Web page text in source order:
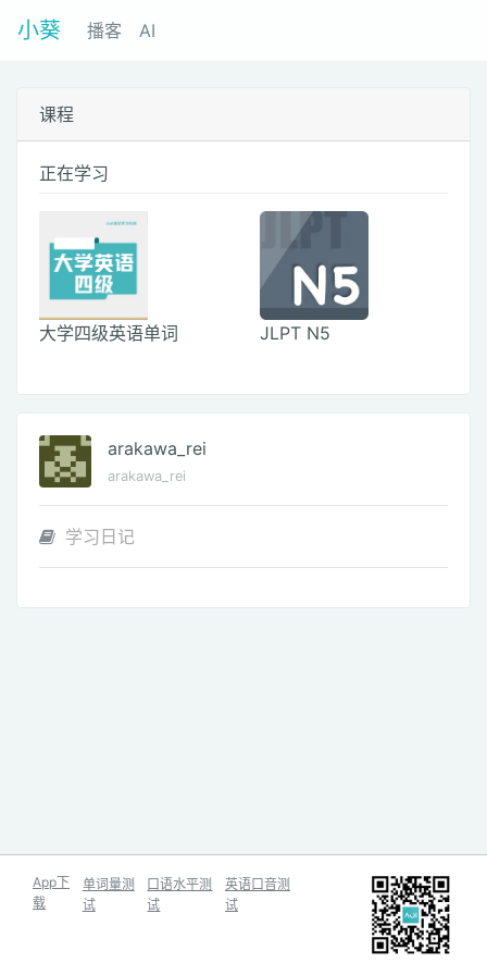
小葵 播客 AI
课程
正在学习
大学四级英语单词 JLPT N5
arakawa_rei
arakawa_rei
学习日记
App下
载
单词量测
试
口语水平测
试
英语口音测
试